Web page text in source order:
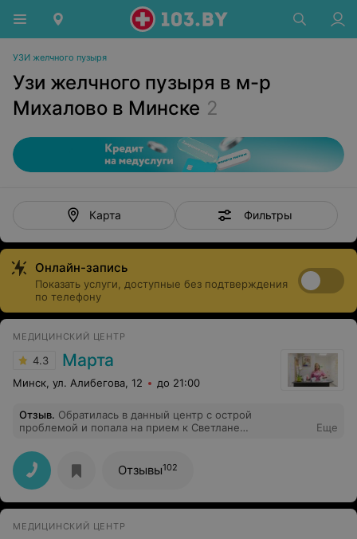
УЗИ желчного пузыря
Узи желчного пузыря в м-р
Михалово в Минске 2
Карта Фильтры
Онлайн-запись
Показать услуги, доступные без подтверждения
по телефону
МЕДИЦИНСКИЙ ЦЕНТР
4.3 Марта
Минск, ул. Алибегова, 12 до 21:00
Отзыв. Обратилась в данный центр с острой
проблемой и попала на прием к Светлане
объяснила, подробно рассказала и главное
незамедлительно оказала помощь. Я очень благодарна
врачу. Огромное спасибо врачу Светлане
Валентиновне и отдельная благодарность девочкам
администраторам!
Еще
Отзывы102
МЕДИЦИНСКИЙ ЦЕНТР